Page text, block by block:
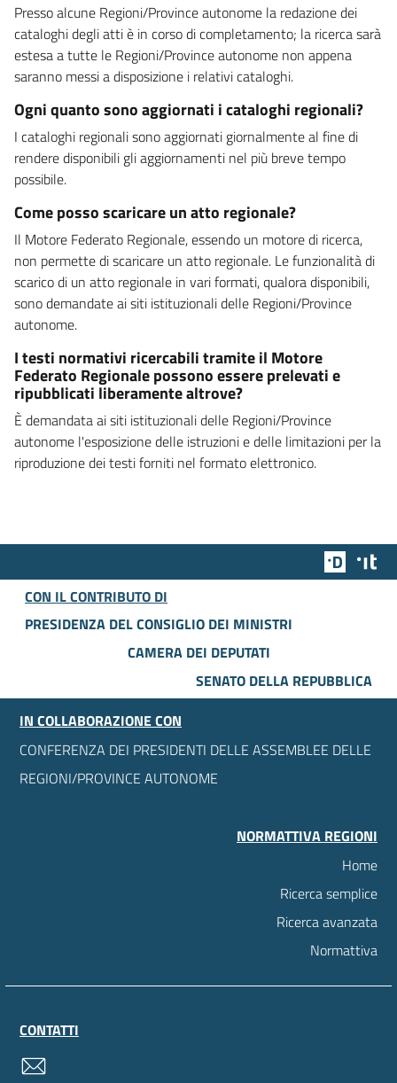
Presso alcune Regioni/Province autonome la redazione dei
cataloghi degli atti è in corso di completamento; la ricerca sarà
estesa a tutte le Regioni/Province autonome non appena
saranno messi a disposizione i relativi cataloghi.
Ogni quanto sono aggiornati i cataloghi regionali?
I cataloghi regionali sono aggiornati giornalmente al fine di
rendere disponibili gli aggiornamenti nel più breve tempo
possibile.
Come posso scaricare un atto regionale?
Il Motore Federato Regionale, essendo un motore di ricerca,
non permette di scaricare un atto regionale. Le funzionalità di
scarico di un atto regionale in vari formati, qualora disponibili,
sono demandate ai siti istituzionali delle Regioni/Province
autonome.
I testi normativi ricercabili tramite il Motore
Federato Regionale possono essere prelevati e
ripubblicati liberamente altrove?
È demandata ai siti istituzionali delle Regioni/Province
autonome l'esposizione delle istruzioni e delle limitazioni per la
riproduzione dei testi forniti nel formato elettronico.
Team
CON IL CONTRIBUTO DI
PRESIDENZA DEL CONSIGLIO DEI MINISTRI
CAMERA DEI DEPUTATI
SENATO DELLA REPUBBLICA
IN COLLABORAZIONE CON
CONFERENZA DEI PRESIDENTI DELLE ASSEMBLEE DELLE
REGIONI/PROVINCE AUTONOME
NORMATTIVA REGIONI
Home
Ricerca semplice
Ricerca avanzata
Normattiva
CONTATTI